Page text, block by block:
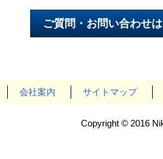
会社案内 サイトマップ
Copyright © 2016